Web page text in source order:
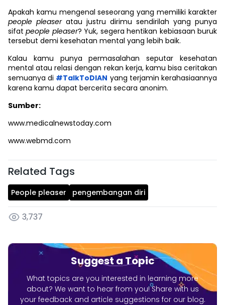
Apakah kamu mengenal seseorang yang memiliki karakter
people pleaser atau justru dirimu sendirilah yang punya
sifatpeople pleaser? Yuk, segera hentikan kebiasaan buruk
tersebut demi kesehatan mental yang lebih baik.
Kalau kamu punya permasalahan seputar kesehatan
mental atau relasi dengan rekan kerja, kamu bisa ceritakan
semuanya di #TalkToDIAN yang terjamin kerahasiaannya
karena kamu dapat bercerita secara anonim.
Sumber:
www.medicalnewstoday.com
www.webmd.com
Related Tags
People pleaser pengembangan diri
3,737
Suggest a Topic
What topics are you interested in learning more
about? We want to hear from you! Share with us
your feedback and article suggestions for our blog.